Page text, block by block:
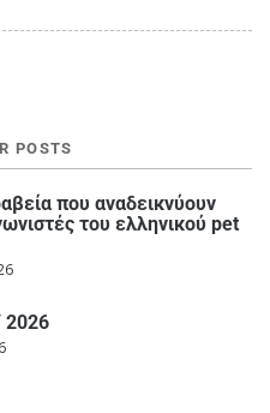
POSTS
που αναδεικνύουν
του ελληνικού pet
2026